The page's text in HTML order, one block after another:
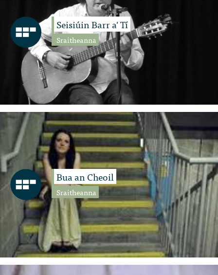
Seisiúin Barr a' Tí
Sraitheanna
Bua an Cheoil
Sraitheanna